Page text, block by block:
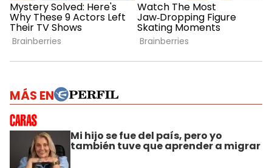
MÁS EN
Mi hijo se fue del país, pero yo
también tuve que aprender a migrar